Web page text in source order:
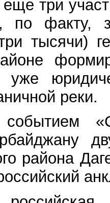
три
по факту,
тысячи)
уже
реки.
района